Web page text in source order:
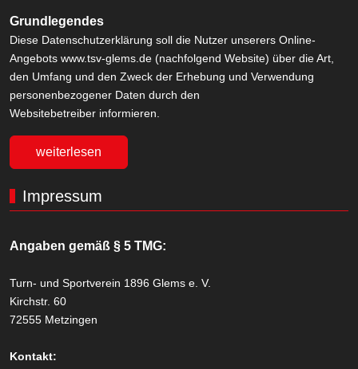
Grundlegendes
Diese Datenschutzerklärung soll die Nutzer unserers Online-
Angebots www.tsv-glems.de (nachfolgend Website) über die Art,
den Umfang und den Zweck der Erhebung und Verwendung
personenbezogener Daten durch den
Websitebetreiber informieren.
weiterlesen
Impressum
Angaben gemäß § 5 TMG:
Turn- und Sportverein 1896 Glems e. V.
Kirchstr. 60
72555 Metzingen
Kontakt: